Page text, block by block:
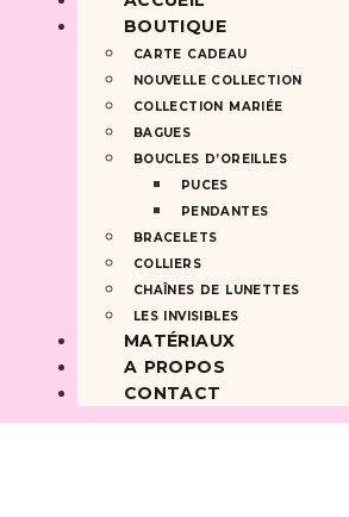
BOUTIQUE
CARTE CADEAU
NOUVELLE COLLECTION
COLLECTION MARIÉE
BAGUES
BOUCLES D’OREILLES
PUCES
PENDANTES
BRACELETS
COLLIERS
CHAÎNES DE LUNETTES
LES INVISIBLES
MATÉRIAUX
A PROPOS
CONTACT